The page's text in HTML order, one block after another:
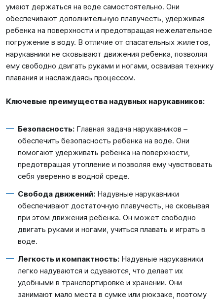
умеют держаться на воде самостоятельно. Они
обеспечивают дополнительную плавучесть, удерживая
ребенка на поверхности и предотвращая нежелательное
погружение в воду. В отличие от спасательных жилетов,
нарукавники не сковывают движения ребенка, позволяя
ему свободно двигать руками и ногами, осваивая технику
плавания и наслаждаясь процессом.
Ключевые преимущества надувных нарукавников:
Безопасность: Главная задача нарукавников –
обеспечить безопасность ребенка на воде. Они
помогают удерживать ребенка на поверхности,
предотвращая утопление и позволяя ему чувствовать
себя уверенно в водной среде.
Свобода движений: Надувные нарукавники
обеспечивают достаточную плавучесть, не сковывая
при этом движения ребенка. Он может свободно
двигать руками и ногами, учиться плавать и играть в
воде.
Легкость и компактность: Надувные нарукавники
легко надуваются и сдуваются, что делает их
удобными в транспортировке и хранении. Они
занимают мало места в сумке или рюкзаке, поэтому